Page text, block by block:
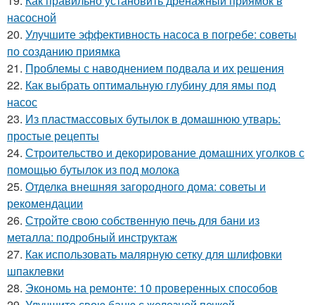
насосной
20. Улучшите эффективность насоса в погребе: советы
по созданию приямка
21. Проблемы с наводнением подвала и их решения
22. Как выбрать оптимальную глубину для ямы под
насос
23. Из пластмассовых бутылок в домашнюю утварь:
простые рецепты
24. Строительство и декорирование домашних уголков с
помощью бутылок из под молока
25. Отделка внешняя загородного дома: советы и
рекомендации
26. Стройте свою собственную печь для бани из
металла: подробный инструктаж
27. Как использовать малярную сетку для шлифовки
шпаклевки
28. Экономь на ремонте: 10 проверенных способов